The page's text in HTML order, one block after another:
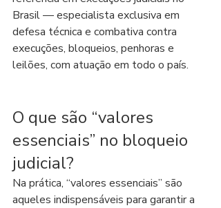
Brasil — especialista exclusiva em
defesa técnica e combativa contra
execuções, bloqueios, penhoras e
leilões, com atuação em todo o país.
O que são “valores
essenciais” no bloqueio
judicial?
Na prática, “valores essenciais” são
aqueles indispensáveis para garantir a